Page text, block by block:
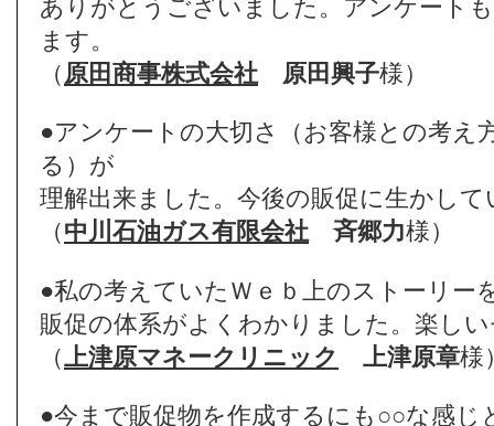
ありがとうございました。アンケート
ます。
（原田商事株式会社 原田興子様）
●アンケートの大切さ（お客様との考え
る）が
理解出来ました。今後の販促に生かし
（中川石油ガス有限会社 斉郷力様）
●私の考えていたＷｅｂ上のストーリー
販促の体系がよくわかりました。楽し
（上津原マネークリニック 上津原章様
●今まで販促物を作成するにも○○な感